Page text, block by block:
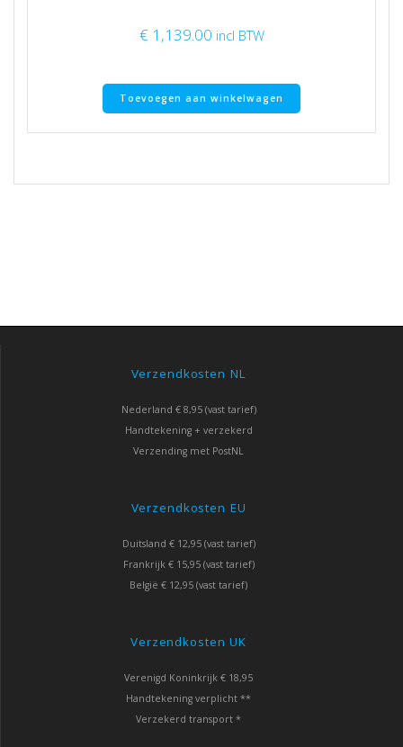
€ 1,139.00 incl BTW
Toevoegen aan winkelwagen
Verzendkosten NL
Nederland € 8,95 (vast tarief)
Handtekening + verzekerd
Verzending met PostNL
Verzendkosten EU
Duitsland € 12,95 (vast tarief)
Frankrijk € 15,95 (vast tarief)
België € 12,95 (vast tarief)
Verzendkosten UK
Verenigd Koninkrijk € 18,95
Handtekening verplicht **
Verzekerd transport *